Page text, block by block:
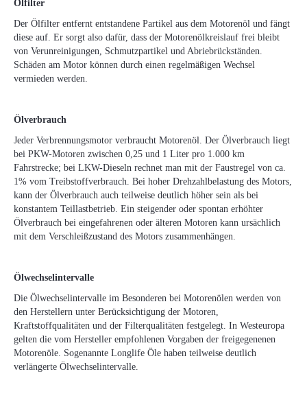
Ölfilter
Der Ölfilter entfernt entstandene Partikel aus dem Motorenöl und fängt
diese auf. Er sorgt also dafür, dass der Motorenölkreislauf frei bleibt
von Verunreinigungen, Schmutzpartikel und Abriebrückständen.
Schäden am Motor können durch einen regelmäßigen Wechsel
vermieden werden.
Ölverbrauch
Jeder Verbrennungsmotor verbraucht Motorenöl. Der Ölverbrauch liegt
bei PKW-Motoren zwischen 0,25 und 1 Liter pro 1.000 km
Fahrstrecke; bei LKW-Dieseln rechnet man mit der Faustregel von ca.
1% vom Treibstoffverbrauch. Bei hoher Drehzahlbelastung des Motors,
kann der Ölverbrauch auch teilweise deutlich höher sein als bei
konstantem Teillastbetrieb. Ein steigender oder spontan erhöhter
Ölverbrauch bei eingefahrenen oder älteren Motoren kann ursächlich
mit dem Verschleißzustand des Motors zusammenhängen.
Ölwechselintervalle
Die Ölwechselintervalle im Besonderen bei Motorenölen werden von
den Herstellern unter Berücksichtigung der Motoren,
Kraftstoffqualitäten und der Filterqualitäten festgelegt. In Westeuropa
gelten die vom Hersteller empfohlenen Vorgaben der freigegenenen
Motorenöle. Sogenannte Longlife Öle haben teilweise deutlich
verlängerte Ölwechselintervalle.